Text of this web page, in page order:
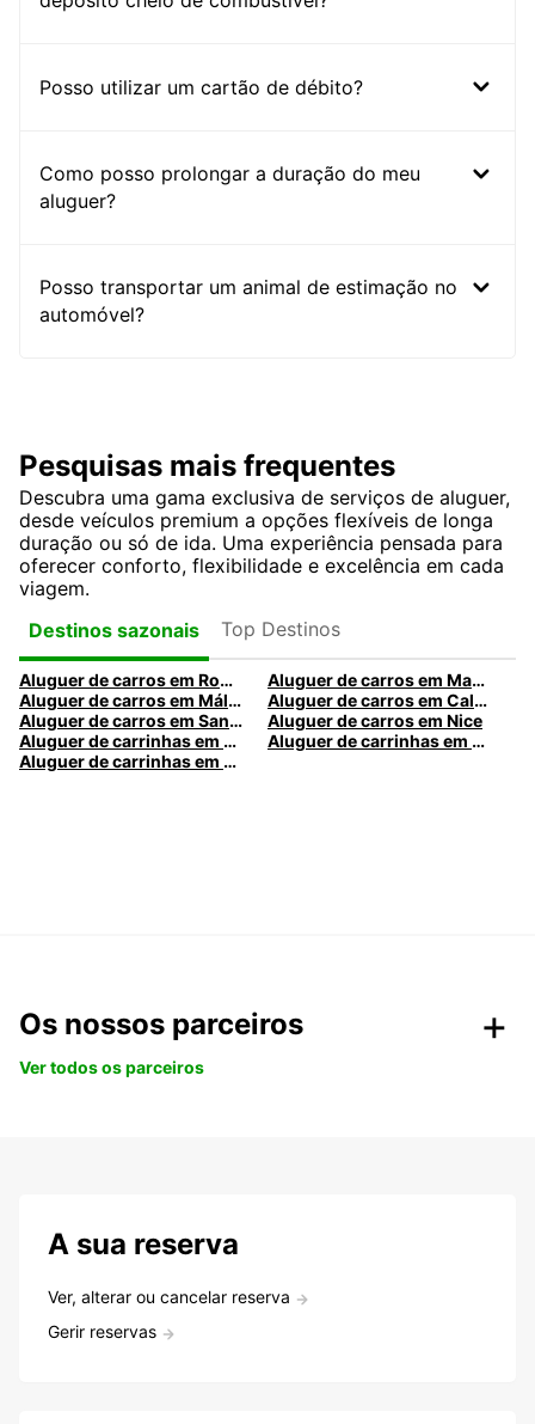
Posso utilizar um cartão de débito?
Como posso prolongar a duração do meu
aluguer?
Posso transportar um animal de estimação no
automóvel?
Pesquisas mais frequentes
Descubra uma gama exclusiva de serviços de aluguer,
desde veículos premium a opções flexíveis de longa
duração ou só de ida. Uma experiência pensada para
oferecer conforto, flexibilidade e excelência em cada
viagem.
Destinos sazonais
Top Destinos
Aluguer de carros em Roma
Aluguer de carros em Madrid
Aluguer de carros em Málaga
Aluguer de carros em Caldas da Rainha
Aluguer de carros em Santa Maria da Feira
Aluguer de carros em Nice
Aluguer de carrinhas em Nice
Aluguer de carrinhas em Santa Maria da Feira
Aluguer de carrinhas em Caldas da Rainha
Os nossos parceiros
Ver todos os parceiros
A sua reserva
Ver, alterar ou cancelar reserva
Gerir reservas